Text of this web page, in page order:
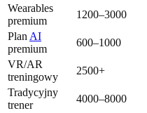
Wearables
premium
1200–3000
Plan AI
premium
600–1000
VR/AR
treningowy
2500+
Tradycyjny
trener
4000–8000